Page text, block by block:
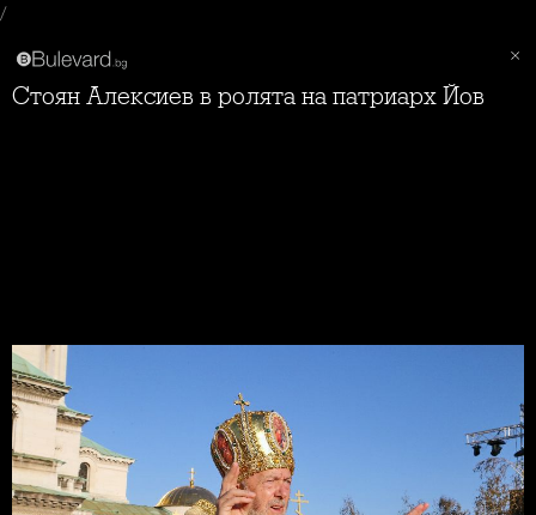
/
Стоян Алексиев в ролята на патриарх Йов